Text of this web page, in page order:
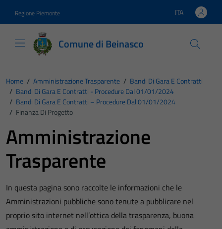
Regione Piemonte Lingua attiva:
ITA
Comune di Beinasco
Home / Amministrazione Trasparente / Bandi Di Gara E Contratti
/ Bandi Di Gara E Contratti - Procedure Dal 01/01/2024
/ Bandi Di Gara E Contratti – Procedure Dal 01/01/2024
/ Finanza Di Progetto
Amministrazione
Trasparente
In questa pagina sono raccolte le informazioni che le
Amministrazioni pubbliche sono tenute a pubblicare nel
proprio sito internet nell’ottica della trasparenza, buona